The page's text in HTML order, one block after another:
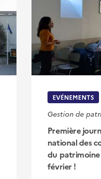
EVÉNEMENTS
Gestion de
Première
national des
du patrimoine
février !